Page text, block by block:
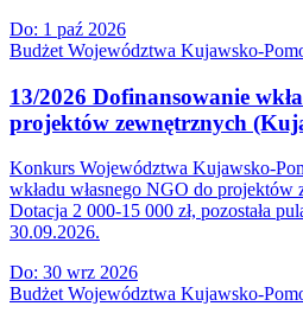
Do: 1 paź 2026
Budżet Województwa Kujawsko-
13/2026 Dofinansowanie
projektów zewnętrznych
Konkurs Województwa Kujawsko-
wkładu własnego NGO do projektów
Dotacja 2 000-15 000 zł, pozostała
30.09.2026.
Do: 30 wrz 2026
Budżet Województwa Kujawsko-